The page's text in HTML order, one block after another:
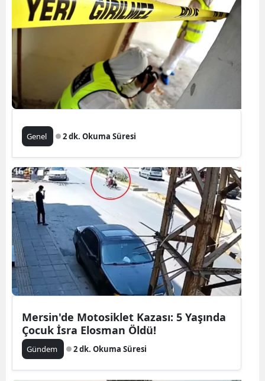
Genel 2 dk. Okuma Süresi
Mersin'de Motosiklet Kazası: 5 Yaşında
Çocuk İsra Elosman Öldü!
Gündem 2 dk. Okuma Süresi